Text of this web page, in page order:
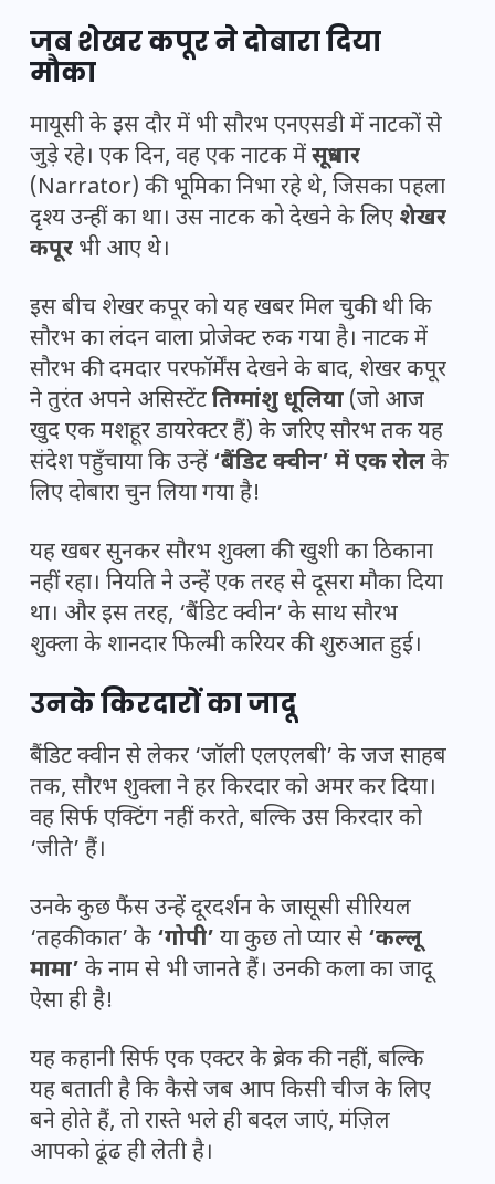
जब शेखर कपूर ने दोबारा दिया
मौका
मायूसी के इस दौर में भी सौरभ एनएसडी में नाटकों से
जुड़े रहे। एक दिन, वह एक नाटक मेंसूत्रधार
(Narrator) की भूमिका निभा रहे थे, जिसका पहला
दृश्य उन्हीं का था। उस नाटक को देखने के लिए शेखर
कपूर भी आए थे।
इस बीच शेखर कपूर को यह खबर मिल चुकी थी कि
सौरभ का लंदन वाला प्रोजेक्ट रुक गया है। नाटक में
सौरभ की दमदार परफॉर्मेंस देखने के बाद, शेखर कपूर
ने तुरंत अपने असिस्टेंटतिग्मांशु धूलिया (जो आज
खुद एक मशहूर डायरेक्टर हैं) के जरिए सौरभ तक यह
संदेश पहुँचाया कि उन्हें ‘बैंडिट क्वीन’ में एक रोलके
लिए दोबारा चुन लिया गया है!
यह खबर सुनकर सौरभ शुक्ला की खुशी का ठिकाना
नहीं रहा। नियति ने उन्हें एक तरह से दूसरा मौका दिया
था। और इस तरह, ‘बैंडिट क्वीन’ के साथ सौरभ
शुक्ला के शानदार फिल्मी करियर की शुरुआत हुई।
उनके किरदारों का जादू
बैंडिट क्वीन से लेकर ‘जॉली एलएलबी’ के जज साहब
तक, सौरभ शुक्ला ने हर किरदार को अमर कर दिया।
वह सिर्फ एक्टिंग नहीं करते, बल्कि उस किरदार को
‘जीते’ हैं।
उनके कुछ फैंस उन्हें दूरदर्शन के जासूसी सीरियल
‘तहकीकात’ के ‘गोपी’ या कुछ तो प्यार से ‘कल्लू
मामा’ के नाम से भी जानते हैं। उनकी कला का जादू
ऐसा ही है!
यह कहानी सिर्फ एक एक्टर के ब्रेक की नहीं, बल्कि
यह बताती है कि कैसे जब आप किसी चीज के लिए
बने होते हैं, तो रास्ते भले ही बदल जाएं, मंज़िल
आपको ढूंढ ही लेती है।